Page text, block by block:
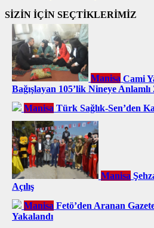
SİZİN İÇİN SEÇTİKLERİMİZ
Manisa Cami
Bağışlayan 105’lik Nineye
Manisa Türk Sağlık-Sen’den
Manisa
Açılış
Manisa Fetö’den Aranan
Yakalandı